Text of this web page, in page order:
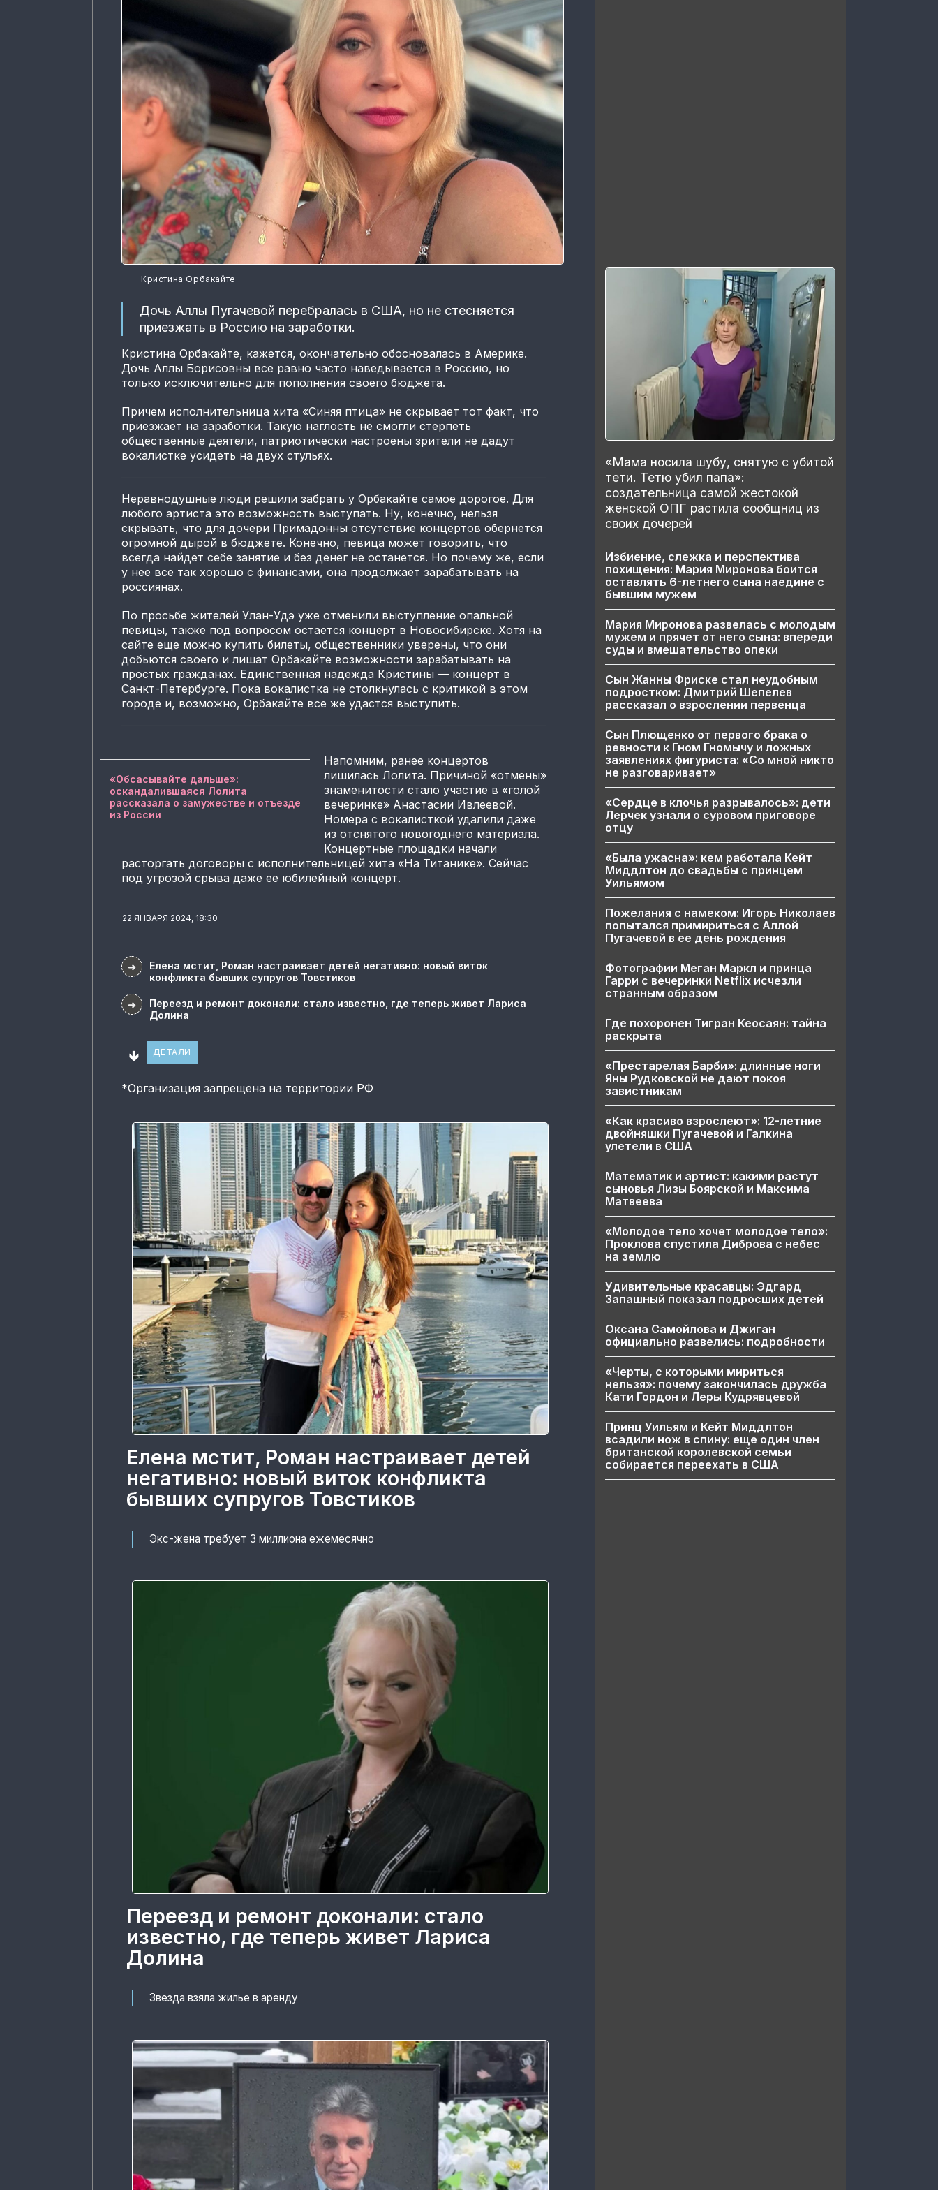
Кристина Орбакайте
Дочь Аллы Пугачевой перебралась в США, но не стесняется
приезжать в Россию на заработки.
Кристина Орбакайте, кажется, окончательно обосновалась в Америке.
Дочь Аллы Борисовны все равно часто наведывается в Россию, но
только исключительно для пополнения своего бюджета.
Причем исполнительница хита «Синяя птица» не скрывает тот факт, что
приезжает на заработки. Такую наглость не смогли стерпеть
общественные деятели, патриотически настроены зрители не дадут
вокалистке усидеть на двух стульях.
Неравнодушные люди решили забрать у Орбакайте самое дорогое. Для
любого артиста это возможность выступать. Ну, конечно, нельзя
скрывать, что для дочери Примадонны отсутствие концертов обернется
огромной дырой в бюджете. Конечно, певица может говорить, что
всегда найдет себе занятие и без денег не останется. Но почему же, если
у нее все так хорошо с финансами, она продолжает зарабатывать на
россиянах.
По просьбе жителей Улан-Удэ уже отменили выступление опальной
певицы, также под вопросом остается концерт в Новосибирске. Хотя на
сайте еще можно купить билеты, общественники уверены, что они
добьются своего и лишат Орбакайте возможности зарабатывать на
простых гражданах. Единственная надежда Кристины — концерт в
Санкт-Петербурге. Пока вокалистка не столкнулась с критикой в этом
городе и, возможно, Орбакайте все же удастся выступить.
«Обсасывайте дальше»:
оскандалившаяся Лолита
рассказала о замужестве и отъезде
из России
Напомним, ранее концертов
лишилась Лолита. Причиной «отмены»
знаменитости стало участие в «голой
вечеринке» Анастасии Ивлеевой.
Номера с вокалисткой удалили даже
из отснятого новогоднего материала.
Концертные площадки начали
расторгать договоры с исполнительницей хита «На Титанике». Сейчас
под угрозой срыва даже ее юбилейный концерт.
22 ЯНВАРЯ 2024, 18:30
➜
Елена мстит, Роман настраивает детей негативно: новый виток
конфликта бывших супругов Товстиков
➜
Переезд и ремонт доконали: стало известно, где теперь живет Лариса
Долина
🢃 ДЕТАЛИ
*Организация запрещена на территории РФ
Елена мстит, Роман настраивает детей
негативно: новый виток конфликта
бывших супругов Товстиков
Экс-жена требует 3 миллиона ежемесячно
Переезд и ремонт доконали: стало
известно, где теперь живет Лариса
Долина
Звезда взяла жилье в аренду
«Мама носила шубу, снятую с убитой
тети. Тетю убил папа»:
создательница самой жестокой
женской ОПГ растила сообщниц из
своих дочерей
Избиение, слежка и перспектива
похищения: Мария Миронова боится
оставлять 6-летнего сына наедине с
бывшим мужем
Мария Миронова развелась с молодым
мужем и прячет от него сына: впереди
суды и вмешательство опеки
Сын Жанны Фриске стал неудобным
подростком: Дмитрий Шепелев
рассказал о взрослении первенца
Сын Плющенко от первого брака о
ревности к Гном Гномычу и ложных
заявлениях фигуриста: «Со мной никто
не разговаривает»
«Сердце в клочья разрывалось»: дети
Лерчек узнали о суровом приговоре
отцу
«Была ужасна»: кем работала Кейт
Миддлтон до свадьбы с принцем
Уильямом
Пожелания с намеком: Игорь Николаев
попытался примириться с Аллой
Пугачевой в ее день рождения
Фотографии Меган Маркл и принца
Гарри с вечеринки Netflix исчезли
странным образом
Где похоронен Тигран Кеосаян: тайна
раскрыта
«Престарелая Барби»: длинные ноги
Яны Рудковской не дают покоя
завистникам
«Как красиво взрослеют»: 12-летние
двойняшки Пугачевой и Галкина
улетели в США
Математик и артист: какими растут
сыновья Лизы Боярской и Максима
Матвеева
«Молодое тело хочет молодое тело»:
Проклова спустила Диброва с небес
на землю
Удивительные красавцы: Эдгард
Запашный показал подросших детей
Оксана Самойлова и Джиган
официально развелись: подробности
«Черты, с которыми мириться
нельзя»: почему закончилась дружба
Кати Гордон и Леры Кудрявцевой
Принц Уильям и Кейт Миддлтон
всадили нож в спину: еще один член
британской королевской семьи
собирается переехать в США